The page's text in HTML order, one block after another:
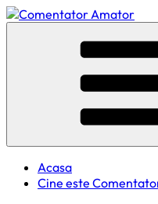
Skip
to
Comentator Amator
Acasa
Cine este